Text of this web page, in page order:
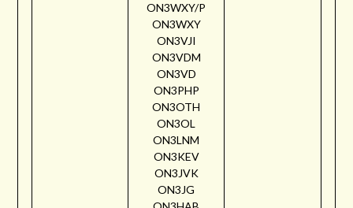
ON3WXY/P
ON3WXY
ON3VJI
ON3VDM
ON3VD
ON3PHP
ON3OTH
ON3OL
ON3LNM
ON3KEV
ON3JVK
ON3JG